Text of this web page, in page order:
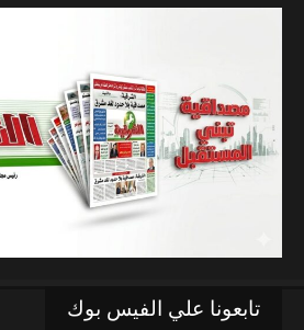
تابعونا علي الفيس بوك